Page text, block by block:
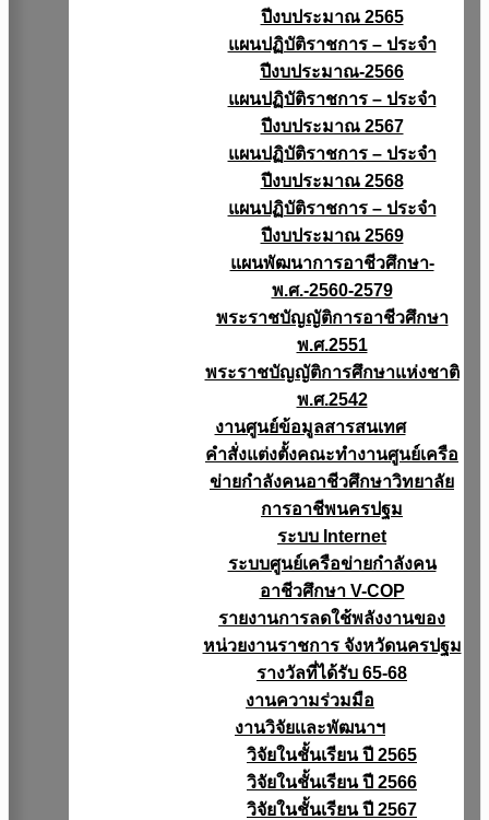
ปีงบประมาณ 2565
แผนปฏิบัติราชการ – ประจำ
ปีงบประมาณ-2566
แผนปฏิบัติราชการ – ประจำ
ปีงบประมาณ 2567
แผนปฏิบัติราชการ – ประจำ
ปีงบประมาณ 2568
แผนปฏิบัติราชการ – ประจำ
ปีงบประมาณ 2569
แผนพัฒนาการอาชีวศึกษา-
พ.ศ.-2560-2579
พระราชบัญญัติการอาชีวศึกษา
พ.ศ.2551
พระราชบัญญัติการศึกษาแห่งชาติ
พ.ศ.2542
งานศูนย์ข้อมูลสารสนเทศ
คำสั่งแต่งตั้งคณะทำงานศูนย์เครือ
ข่ายกำลังคนอาชีวศึกษาวิทยาลัย
การอาชีพนครปฐม
ระบบ Internet
ระบบศูนย์เครือข่ายกำลังคน
อาชีวศึกษา V-COP
รายงานการลดใช้พลังงานของ
หน่วยงานราชการ จังหวัดนครปฐม
รางวัลที่ได้รับ 65-68
งานความร่วมมือ
งานวิจัยเเละพัฒนาฯ
วิจัยในชั้นเรียน ปี 2565
วิจัยในชั้นเรียน ปี 2566
วิจัยในชั้นเรียน ปี 2567